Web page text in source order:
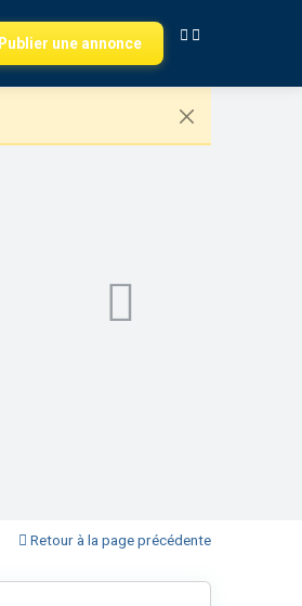
Publier une annonce
Retour à la page précédente